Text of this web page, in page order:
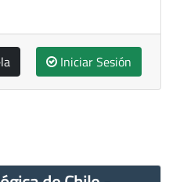
Iniciar Sesión